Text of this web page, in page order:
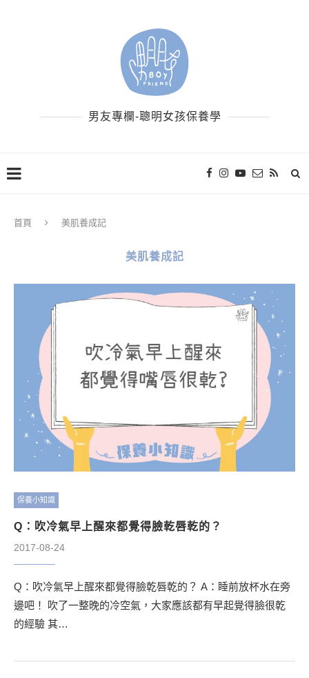
男友專欄-聰明女孩保養學
首頁 美肌養成記
美肌養成記
保養小知識
Q：吹冷氣早上醒來都覺得臉乾唇乾的？
2017-08-24
Q：吹冷氣早上醒來都覺得臉乾唇乾的？ A：睡前放杯水在旁
邊吧！ 吹了一整晚的冷空氣，大家應該都有早起覺得臉很乾
的經驗 其…